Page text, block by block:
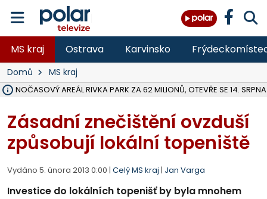
MS kraj Ostrava Karvinsko
Domů MS kraj
AREÁL RIVKA PARK ZA 62 MILIONŮ, OTEVŘE SE 14. SRPNA
Zásadní znečištění ovzduší
způsobují lokální topeniště
Vydáno 5. února 2013 0:00 | Celý MS kraj | Jan Varga
Investice do lokálních topenišť by byla mnohem